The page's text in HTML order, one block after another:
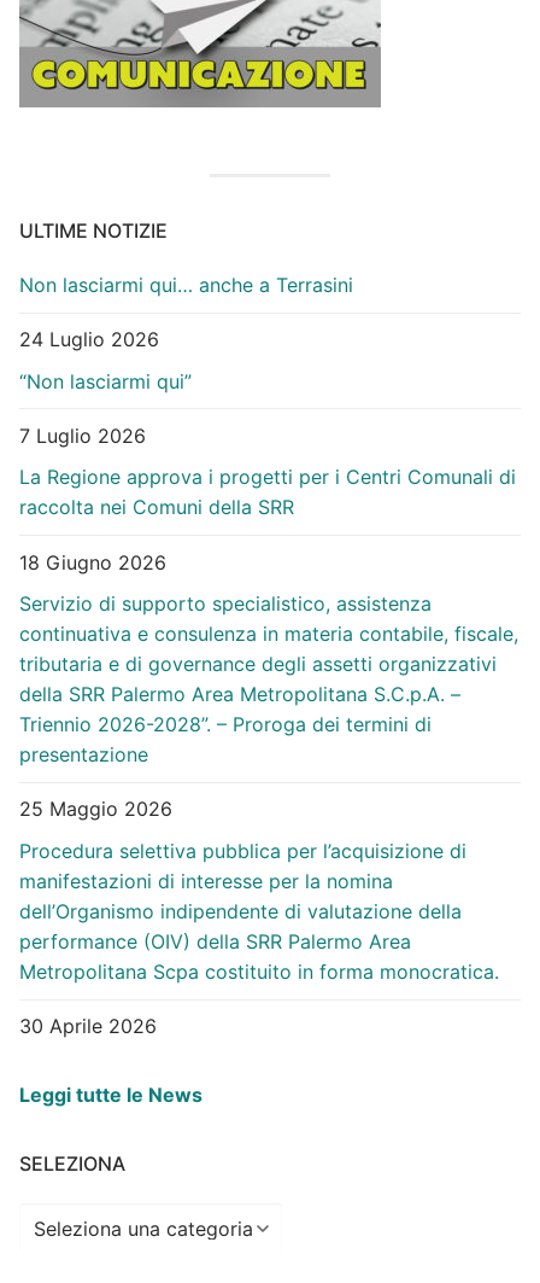
ULTIME NOTIZIE
Non lasciarmi qui… anche a Terrasini
24 Luglio 2026
“Non lasciarmi qui”
7 Luglio 2026
La Regione approva i progetti per i Centri Comunali di
raccolta nei Comuni della SRR
18 Giugno 2026
Servizio di supporto specialistico, assistenza
continuativa e consulenza in materia contabile, fiscale,
tributaria e di governance degli assetti organizzativi
della SRR Palermo Area Metropolitana S.C.p.A. –
Triennio 2026-2028”. – Proroga dei termini di
presentazione
25 Maggio 2026
Procedura selettiva pubblica per l’acquisizione di
manifestazioni di interesse per la nomina
dell’Organismo indipendente di valutazione della
performance (OIV) della SRR Palermo Area
Metropolitana Scpa costituito in forma monocratica.
30 Aprile 2026
Leggi tutte le News
SELEZIONA
Seleziona